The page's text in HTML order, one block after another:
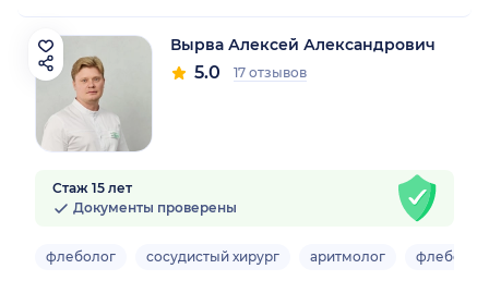
Вырва Алексей Александрович
5.0 17 отзывов
Стаж 15 лет
Документы проверены
флеболог сосудистый хирург аритмолог